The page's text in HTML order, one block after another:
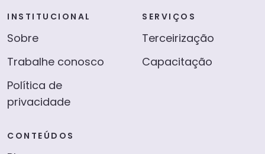
INSTITUCIONAL
Sobre
Trabalhe conosco
Política de
privacidade
SERVIÇOS
Terceirização
Capacitação
CONTEÚDOS